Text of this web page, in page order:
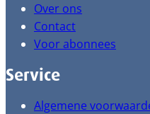
Over ons
Contact
Voor abonnees
Service
Algemene